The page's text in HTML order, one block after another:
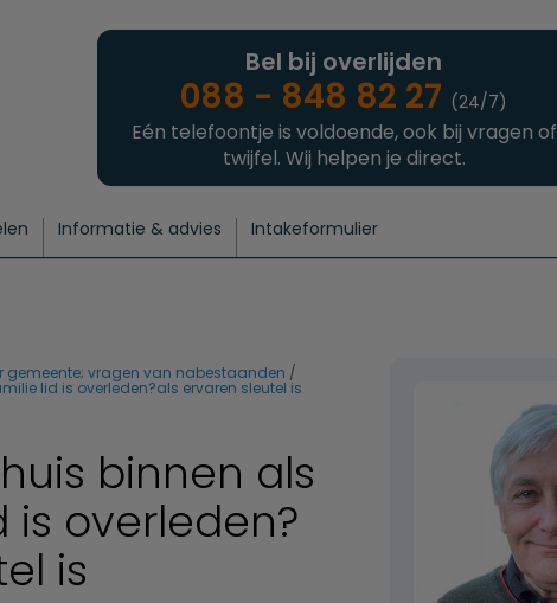
Bel bij overlijden
088 - 848 82 27 (24/7)
Eén telefoontje is voldoende, ook bij vragen of
twijfel. Wij helpen je direct.
Informatie & advies Intakeformulier
gemeente; vragen van nabestaanden
lid is overleden?als ervaren sleutel is
binnen als
overleden?
is